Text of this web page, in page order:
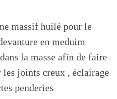
massif huilé pour le
en meduim
la masse afin de faire
joints creux , éclairage
penderies